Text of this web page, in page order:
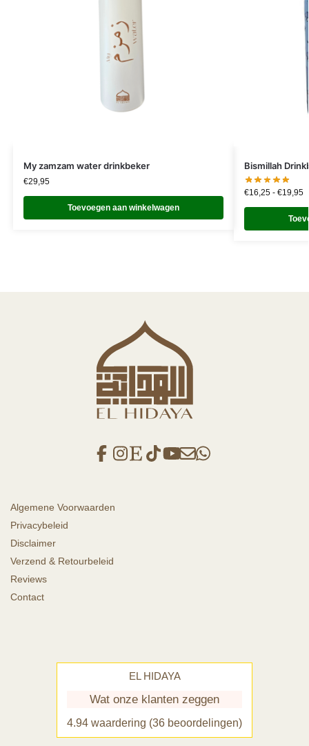
My zamzam water drinkbeker
€29,95
Toevoegen aan winkelwagen
Bismillah
€16,25- €19,95
Algemene Voorwaarden
Privacybeleid
Disclaimer
Verzend & Retourbeleid
Reviews
Contact
EL HIDAYA
Wat onze klanten zeggen
4.94 waardering (36 beoordelingen)